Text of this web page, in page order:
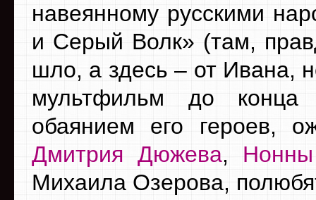
навеянному русскими
и Серый Волк» (там,
шло, а здесь – от Ивана,
мультфильм до конца
обаянием его героев,
Дмитрия Дюжева,
Михаила Озерова,